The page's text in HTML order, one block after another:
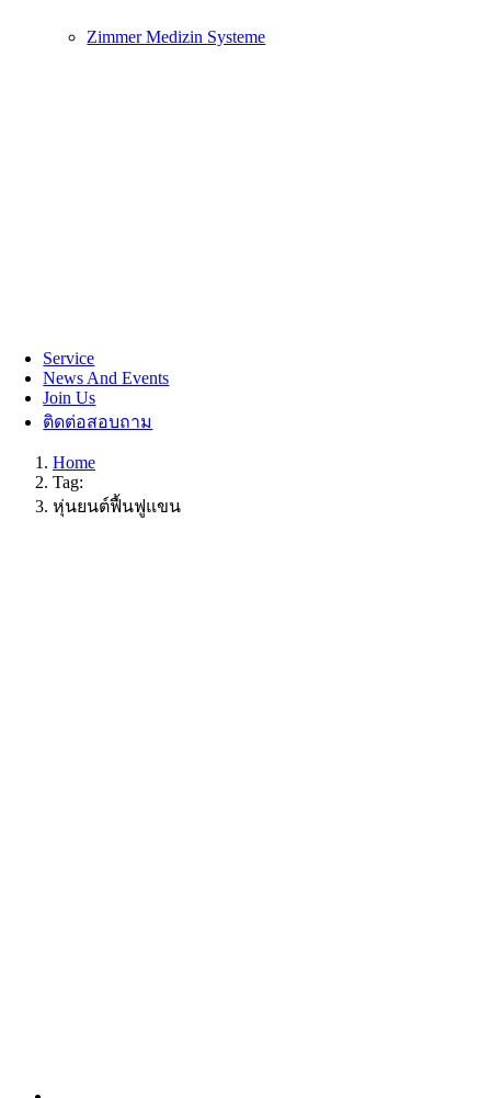
Zimmer Medizin Systeme
Service
News And Events
Join Us
ติดต่อสอบถาม
Home
Tag:
หุ่นยนต์ฟื้นฟูแขน